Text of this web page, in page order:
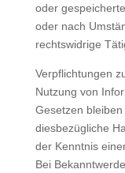
oder
oder nach
rechtswidrige
Verpflichtungen
Nutzung von
Gesetzen
diesbezügliche
der Kenntnis
Bei